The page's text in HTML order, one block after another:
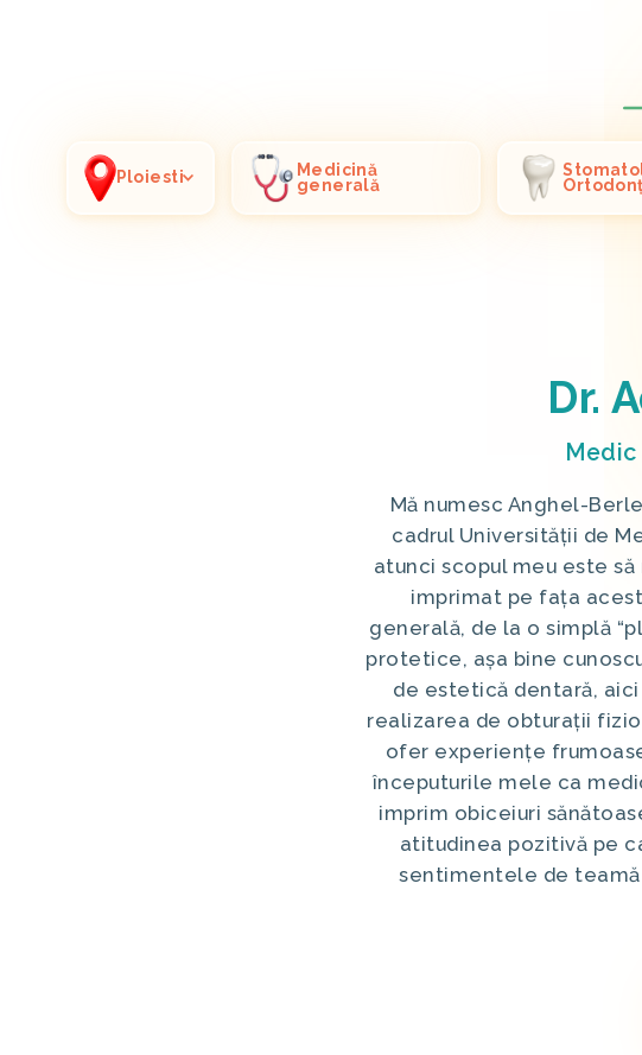
Ploiesti
Medicină
generală
Dr.
Mă numesc Anghel-
cadrul Universității de
atunci scopul meu este
imprimat pe fața
generală, de la o simplă
protetice, așa bine
de estetică dentară,
realizarea de obturații
ofer experiențe
începuturile mele ca
imprim obiceiuri
atitudinea pozitivă pe
sentimentele de